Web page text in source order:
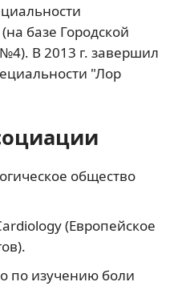
базе Городской
В 2013 г. завершил
"Лор
общество
(Европейское
по изучению боли